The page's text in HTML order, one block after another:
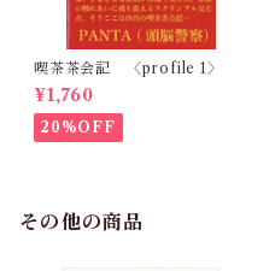
喫茶茶会記 〈profile 1〉
¥1,760
20%OFF
その他の商品